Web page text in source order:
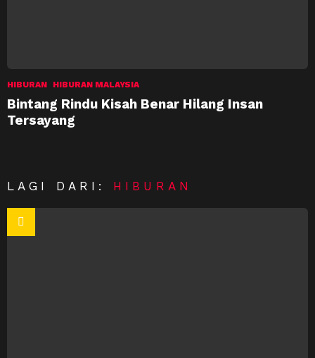
HIBURAN HIBURAN MALAYSIA
Bintang Rindu Kisah Benar Hilang Insan
Tersayang
LAGI DARI: HIBURAN